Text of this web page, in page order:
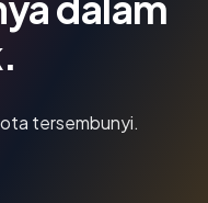
tersembunyi.